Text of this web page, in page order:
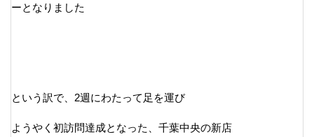
ーとなりました
という訳で、2週にわたって足を運び
ようやく初訪問達成となった、千葉中央の新店